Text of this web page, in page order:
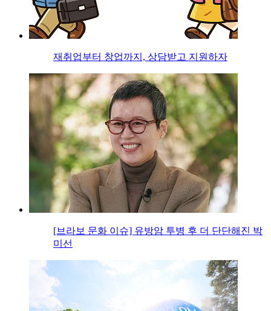
재취업부터 창업까지, 상담받고 지원하자
[브라보 문화 이슈] 유방암 투병 후 더 단단해진 박
미선